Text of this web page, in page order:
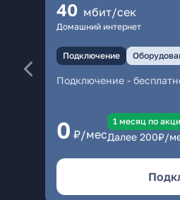
40 мбит/сек
Домашний интернет
Подключение
Подключение -
0 ₽/мес
1 месяц по
Далее 200₽/